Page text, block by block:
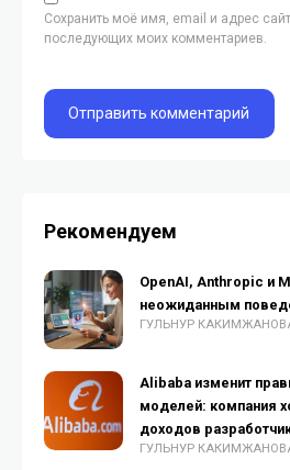
Сохранить моё имя, email и адрес
последующих моих комментариев.
Рекомендуем
OpenAI, Anthropic и
неожиданным
ГУЛЬНУР
Alibaba изменит
моделей: компания
доходов
ГУЛЬНУР